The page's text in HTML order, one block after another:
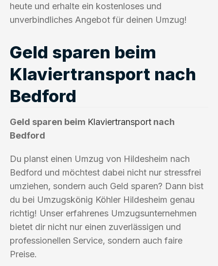
heute und erhalte ein kostenloses und
unverbindliches Angebot für deinen Umzug!
Geld sparen beim
Klaviertransport nach
Bedford
Geld sparen beim Klaviertransport nach
Bedford
Du planst einen Umzug von Hildesheim nach
Bedford und möchtest dabei nicht nur stressfrei
umziehen, sondern auch Geld sparen? Dann bist
du bei Umzugskönig Köhler Hildesheim genau
richtig! Unser erfahrenes Umzugsunternehmen
bietet dir nicht nur einen zuverlässigen und
professionellen Service, sondern auch faire
Preise.